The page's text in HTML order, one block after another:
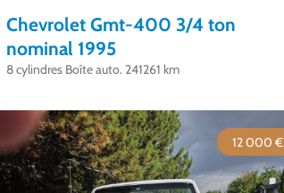
Chevrolet Gmt-400 3/4 ton
nominal 1995
8 cylindres Boîte auto. 241261 km
12 000 €